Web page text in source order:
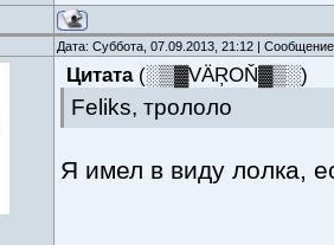
Дата: Суббота, 07.09.2013, 21:12 |
Цитата(░▒▓VÄŖOŇ▓▒░)
Feliks, трололо
Я имел в виду лолка,